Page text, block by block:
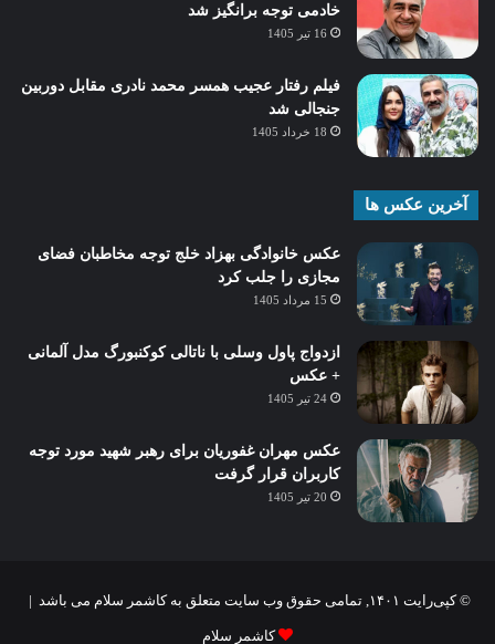
خادمی توجه برانگیز شد
16 تیر 1405
فیلم رفتار عجیب همسر محمد نادری مقابل دوربین
جنجالی شد
18 خرداد 1405
آخرین عکس ها
عکس خانوادگی بهزاد خلج توجه مخاطبان فضای
مجازی را جلب کرد
15 مرداد 1405
ازدواج پاول وسلی با ناتالی کوکنبورگ مدل آلمانی
+ عکس
24 تیر 1405
عکس مهران غفوریان برای رهبر شهید مورد توجه
کاربران قرار گرفت
20 تیر 1405
© کپی‌رایت ۱۴۰۱, تمامی حقوق وب سایت متعلق به کاشمر سلام می باشد |
کاشمر سلام